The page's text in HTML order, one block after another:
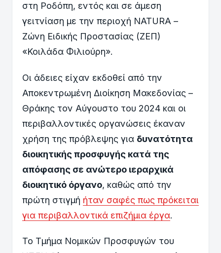
στη Ροδόπη, εντός και σε άμεση
γειτνίαση με την περιοχή NATURA –
Ζώνη Ειδικής Προστασίας (ΖΕΠ)
«Κοιλάδα Φιλιούρη».
Οι άδειες είχαν εκδοθεί από την
Αποκεντρωμένη Διοίκηση Μακεδονίας –
Θράκης τον Αύγουστο του 2024 και οι
περιβαλλοντικές οργανώσεις έκαναν
χρήση της πρόβλεψης για δυνατότητα
διοικητικής προσφυγής κατά της
απόφασης σε ανώτερο ιεραρχικά
διοικητικό όργανο, καθώς από την
πρώτη στιγμή ήταν σαφές πως πρόκειται
για περιβαλλοντικά επιζήμια έργα.
Το Τμήμα Νομικών Προσφυγών του